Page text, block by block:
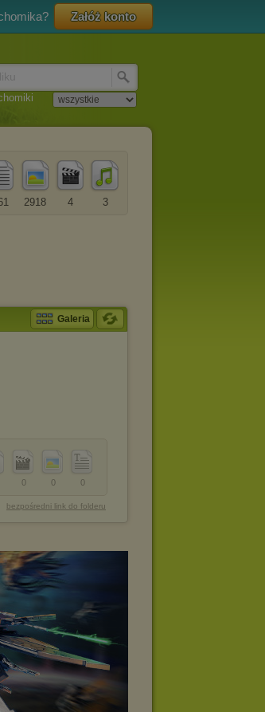
Załóż konto
3
4
2918
Galeria
0
0
0
bezpośredni link do folderu